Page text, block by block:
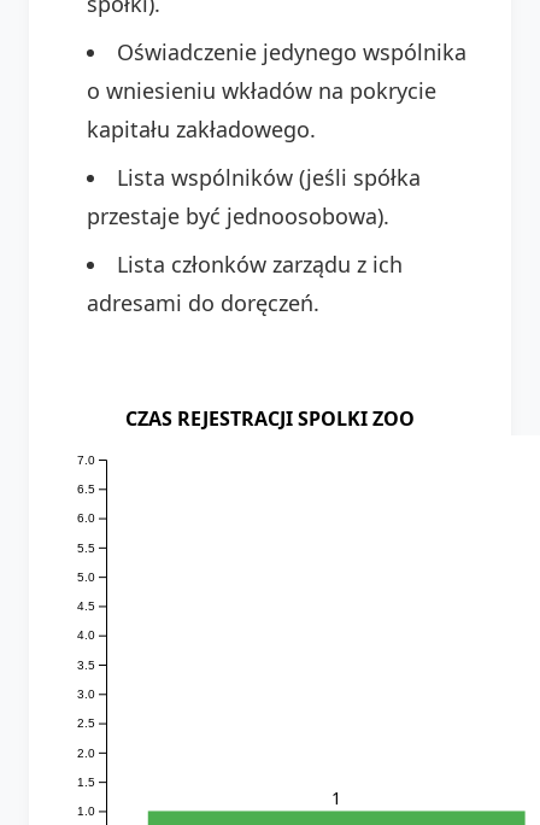
Oświadczenie jedynego wspólnika
o wniesieniu wkładów na pokrycie
kapitału zakładowego.
Lista wspólników (jeśli spółka
przestaje być jednoosobowa).
Lista członków zarządu z ich
adresami do doręczeń.
CZAS REJESTRACJI SPOLKI ZOO
1.0
1.5
2.0
2.5
3.0
3.5
4.0
4.5
5.0
5.5
6.0
6.5
7.0
1